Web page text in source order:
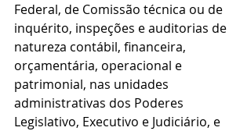
Federal, de Comissão técnica ou de
inquérito, inspeções e auditorias de
natureza contábil, financeira,
orçamentária, operacional e
patrimonial, nas unidades
administrativas dos Poderes
Legislativo, Executivo e Judiciário, e